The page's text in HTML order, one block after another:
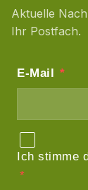
Aktuelle
Ihr Postfach.